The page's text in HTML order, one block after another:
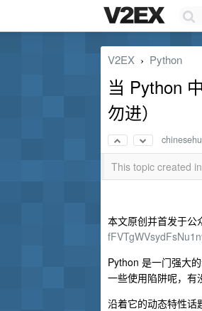
V2EX › Python
当 Python
勿进）
This topic created
本文原创并首发于公
Python 是一门强大
一些使用陷阱呢，有
沿着它的动态特性话